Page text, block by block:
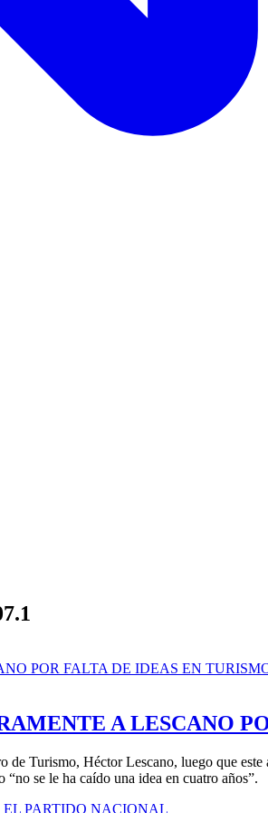
A LESCANO
Turismo, Héctor Lescano, luego que
se le ha caído una idea en cuatro años”.